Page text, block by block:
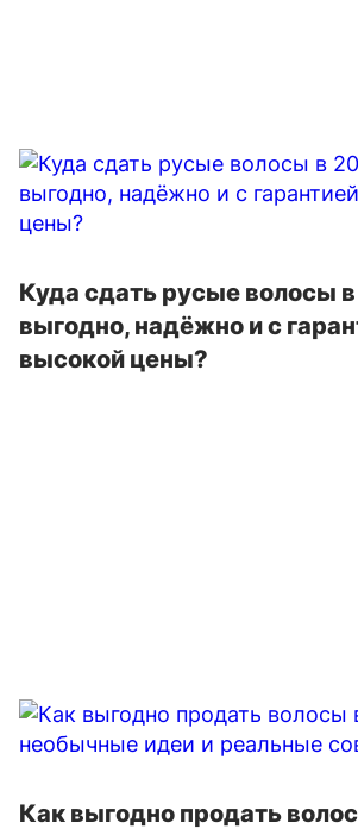
Куда сдать русые волосы
выгодно, надёжно и с
высокой цены?
Как выгодно продать